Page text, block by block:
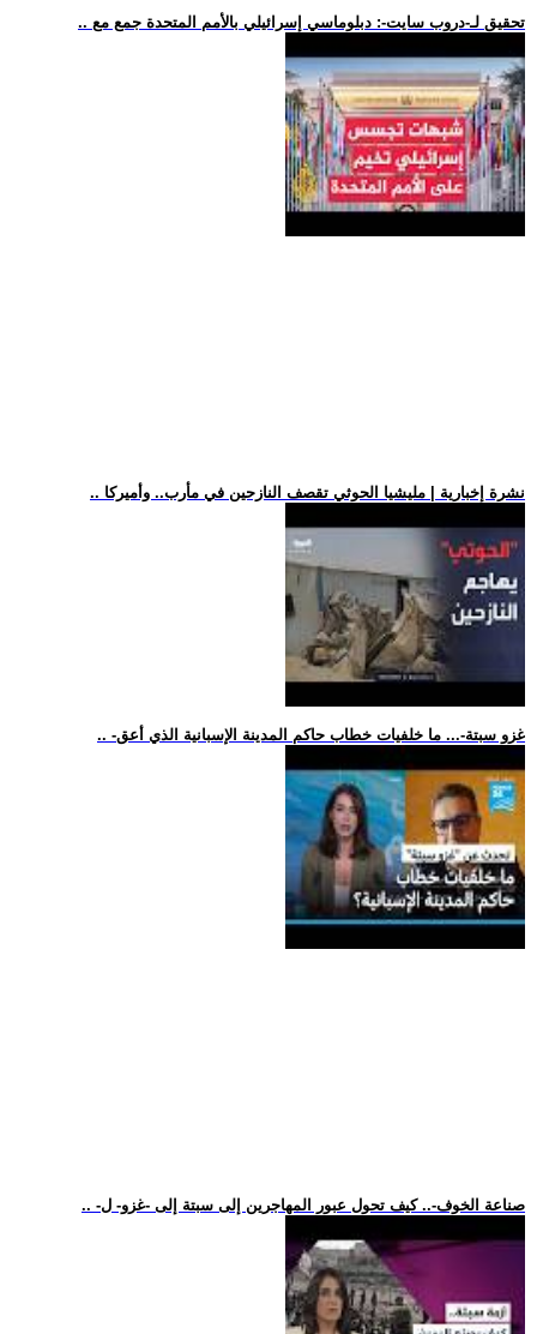
.. تحقيق لـ-دروب سايت-: دبلوماسي إسرائيلي بالأمم المتحدة جمع مع
.. نشرة إخبارية | مليشيا الحوثي تقصف النازحين في مأرب.. وأميركا
.. -غزو سبتة-... ما خلفيات خطاب حاكم المدينة الإسبانية الذي أعق
.. -صناعة الخوف-.. كيف تحول عبور المهاجرين إلى سبتة إلى -غزو- ل